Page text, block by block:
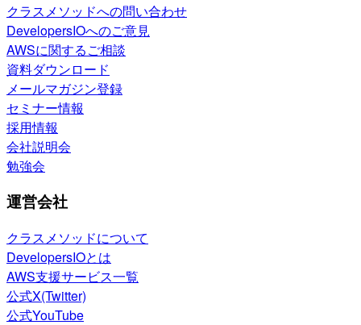
クラスメソッドへの問い合わせ
DevelopersIOへのご意見
AWSに関するご相談
資料ダウンロード
メールマガジン登録
セミナー情報
採用情報
会社説明会
勉強会
運営会社
クラスメソッドについて
DevelopersIOとは
AWS支援サービス一覧
公式X(Twitter)
公式YouTube